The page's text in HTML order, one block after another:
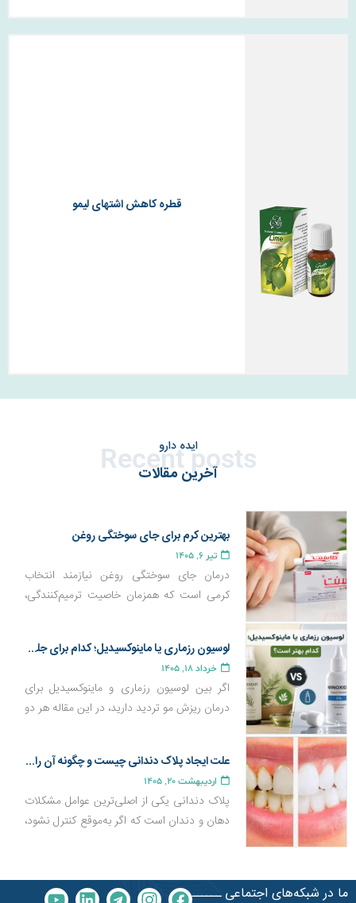
قطره کاهش اشتهای لیمو
ایده دارو
آخرین مقالات
Recent posts
بهترین کرم برای جای سوختگی روغن
تیر 6, 1405
درمان جای سوختگی روغن نیازمند انتخاب
کرمی است که همزمان خاصیت ترمیم‌کنندگی،
بهترین کرم‌ها برای جای سوختگی روغن،
ویژگی‌های مهم یک محصول ترمیم‌کننده مؤثر و
همچنین روش صحیح استفاده از آن‌ها آشنا
خواهید شد.
لوسیون رزماری یا ماینوکسیدیل؛ کدام برای جلوگیری از ریزش و رشد مو بهتر است؟
خرداد 18, 1405
اگر بین لوسیون رزماری و ماینوکسیدیل برای
درمان ریزش مو تردید دارید، در این مقاله هر دو
بر اساس نوع ریزش موی خود انتخاب کنید. علت ایجاد پلاک دندانی چیست و چگونه آن را کنترل کنیم؟
اردیبهشت 20, 1405
پلاک دندانی یکی از اصلی‌ترین عوامل مشکلات
دهان و دندان است که اگر به‌موقع کنترل نشود،
افراد تصور می‌کنند جرم دندان به‌صورت ناگهانی
ما در شبکه‌های اجتماعی ــــــ